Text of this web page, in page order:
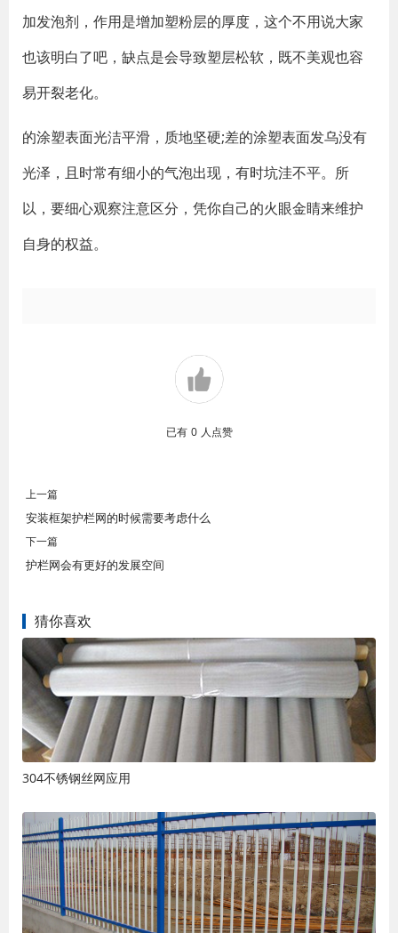
加发泡剂，作用是增加塑粉层的厚度，这个不用说大家
也该明白了吧，缺点是会导致塑层松软，既不美观也容
易开裂老化。
的涂塑表面光洁平滑，质地坚硬;差的涂塑表面发乌没有
光泽，且时常有细小的气泡出现，有时坑洼不平。所
以，要细心观察注意区分，凭你自己的火眼金睛来维护
自身的权益。
已有 0 人点赞
上一篇
安装框架护栏网的时候需要考虑什么
下一篇
护栏网会有更好的发展空间
猜你喜欢
304不锈钢丝网应用